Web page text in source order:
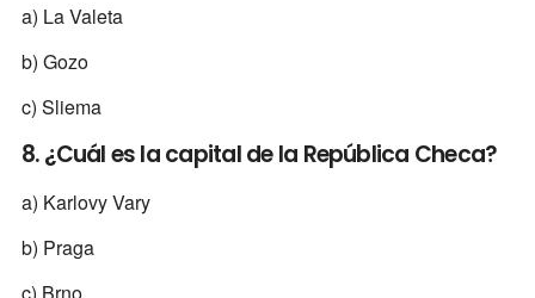
a) La Valeta
b) Gozo
c) Sliema
8. ¿Cuál es la capital de la República Checa?
a) Karlovy Vary
b) Praga
c) Brno